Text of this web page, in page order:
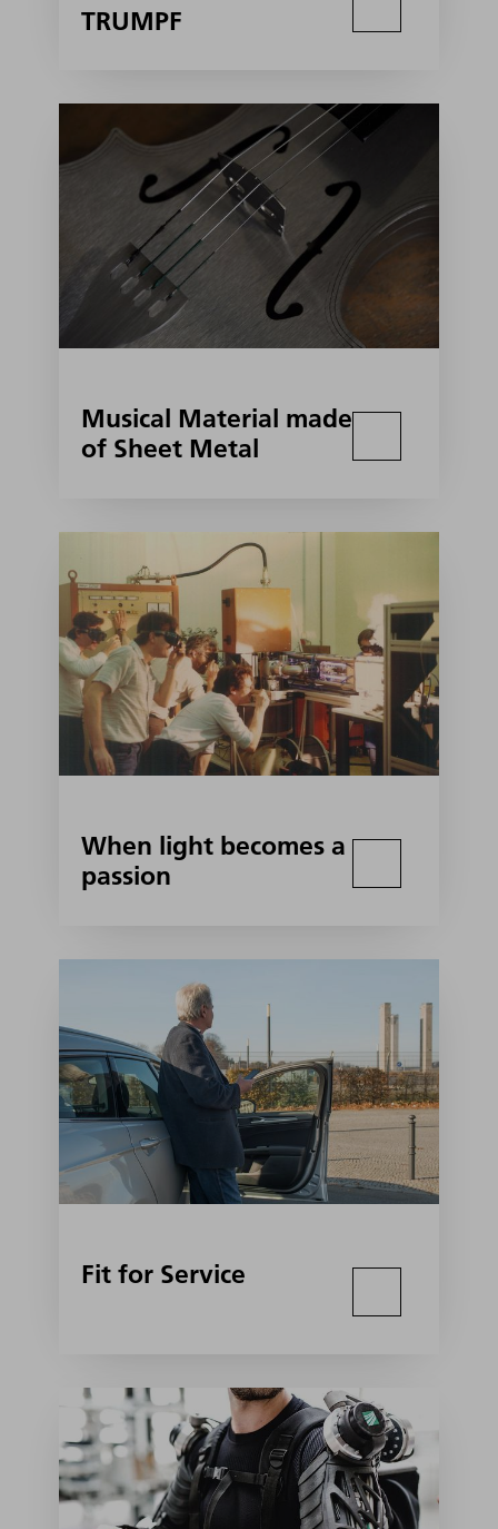
TRUMPF
Musical Material made
of Sheet Metal
When light becomes a
passion
Fit for Service